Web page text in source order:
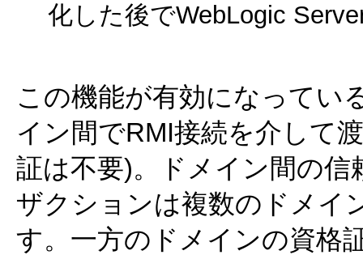
化した後でWebLogic
この機能が有効になってい
イン間でRMI接続を介して
証は不要)。ドメイン間の
ザクションは複数のドメイ
す。一方のドメインの資格